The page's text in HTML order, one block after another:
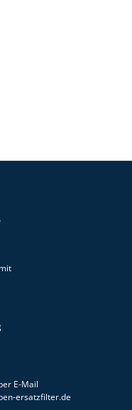
E-Mail
ersatzfilter.de